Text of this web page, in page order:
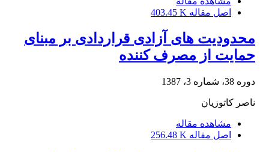
اصل مقاله 403.45 K
محدودیت های آزادی قراردادی بر مبنای
حمایت از مصرف کننده
دوره 38، شماره 3، 1387
ناصر کاتوزیان
مشاهده مقاله
اصل مقاله 256.48 K